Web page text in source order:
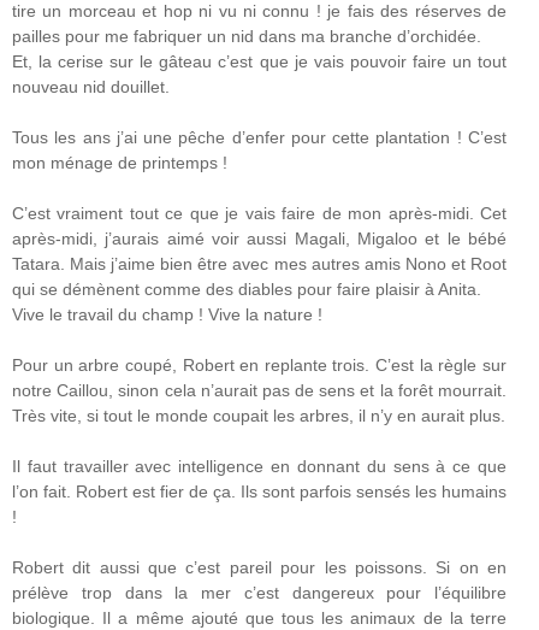
tire un morceau et hop ni vu ni connu ! je fais des réserves de
pailles pour me fabriquer un nid dans ma branche d’orchidée.
Et, la cerise sur le gâteau c’est que je vais pouvoir faire un tout
nouveau nid douillet.
Tous les ans j’ai une pêche d’enfer pour cette plantation ! C’est
mon ménage de printemps !
C’est vraiment tout ce que je vais faire de mon après-midi. Cet
après-midi, j’aurais aimé voir aussi Magali, Migaloo et le bébé
Tatara. Mais j’aime bien être avec mes autres amis Nono et Root
qui se démènent comme des diables pour faire plaisir à Anita.
Vive le travail du champ ! Vive la nature !
Pour un arbre coupé, Robert en replante trois. C’est la règle sur
notre Caillou, sinon cela n’aurait pas de sens et la forêt mourrait.
Très vite, si tout le monde coupait les arbres, il n’y en aurait plus.
Il faut travailler avec intelligence en donnant du sens à ce que
l’on fait. Robert est fier de ça. Ils sont parfois sensés les humains
!
Robert dit aussi que c’est pareil pour les poissons. Si on en
prélève trop dans la mer c’est dangereux pour l’équilibre
biologique. Il a même ajouté que tous les animaux de la terre